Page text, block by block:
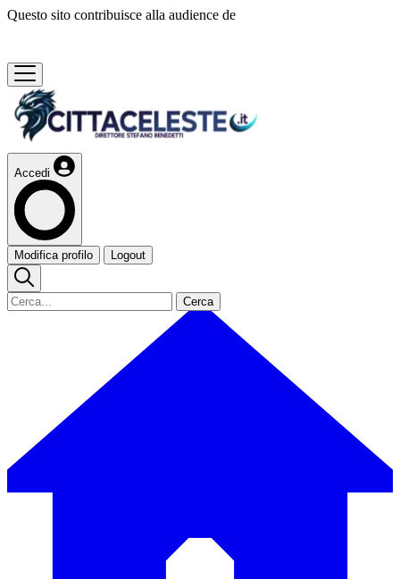
Questo sito contribuisce alla audience de
Accedi
Modifica profilo Logout
Cerca